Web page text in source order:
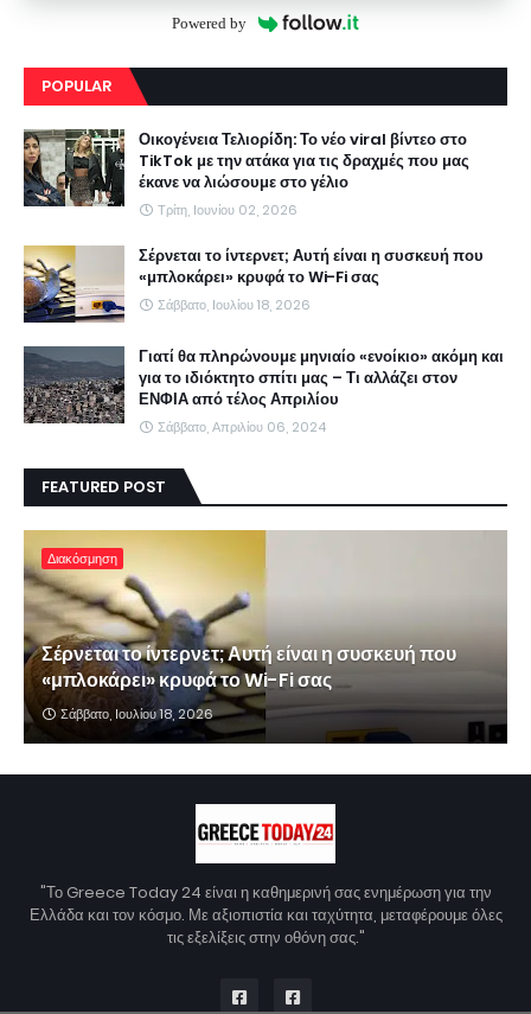
Powered by
POPULAR
Οικογένεια Τελιορίδη: Το νέο viral βίντεο στο
TikTok με την ατάκα για τις δραχμές που μας
έκανε να λιώσουμε στο γέλιο
Τρίτη, Ιουνίου 02, 2026
Σέρνεται το ίντερνετ; Αυτή είναι η συσκευή που
«μπλοκάρει» κρυφά το Wi-Fi σας
Σάββατο, Ιουλίου 18, 2026
Γιατί θα πλnρώνουμε μηνιαίο «ενοίκιο» ακόμη και
για το ιδιόκτητο σπίτι μας – Τι αλλάζει στον
ΕΝΦΙΑ από τέλος Απριλίου
Σάββατο, Απριλίου 06, 2024
FEATURED POST
Διακόσμηση
Σέρνεται το ίντερνετ; Αυτή είναι η συσκευή που
«μπλοκάρει» κρυφά το Wi-Fi σας
Σάββατο, Ιουλίου 18, 2026
"Το Greece Today 24 είναι η καθημερινή σας ενημέρωση για την
Ελλάδα και τον κόσμο. Με αξιοπιστία και ταχύτητα, μεταφέρουμε όλες
τις εξελίξεις στην οθόνη σας."